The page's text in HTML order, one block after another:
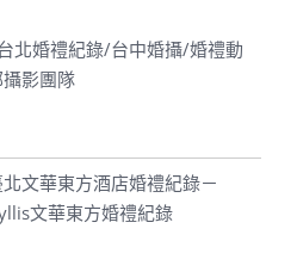
北婚禮紀錄/台中婚攝/婚禮動
影團隊
文華東方酒店婚禮紀錄－
文華東方婚禮紀錄